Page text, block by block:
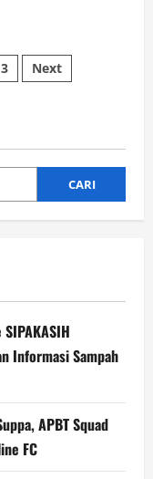
Next
CARI
Informasi Sampah
APBT Squad
FC